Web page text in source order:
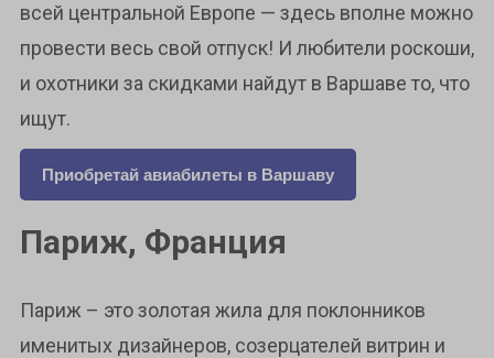
всей центральной Европе — здесь вполне можно
провести весь свой отпуск! И любители роскоши,
и охотники за скидками найдут в Варшаве то, что
ищут.
Приобретай авиабилеты в Варшаву
Париж, Франция
Париж – это золотая жила для поклонников
именитых дизайнеров, созерцателей витрин и